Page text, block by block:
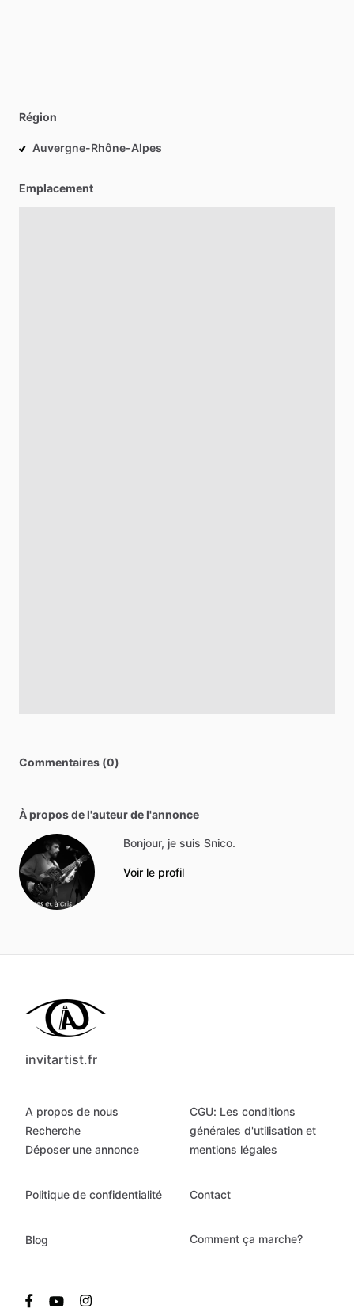
Région
Auvergne-Rhône-Alpes
Emplacement
Commentaires (0)
À propos de l'auteur de l'annonce
Bonjour, je suis Snico.
Voir le profil
invitartist.fr
A propos de nous
Recherche
Déposer une annonce
CGU: Les conditions
générales d'utilisation et
mentions légales
Politique de confidentialité Contact
Blog Comment ça marche?